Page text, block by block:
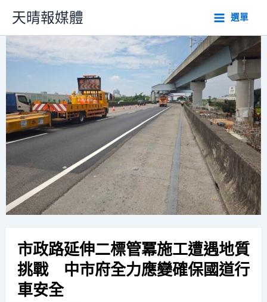
主
要
天晴報媒體 選單
市政路延伸二標管冪施工遭遇地質
挑戰 中市府全力應變確保國道行
車安全